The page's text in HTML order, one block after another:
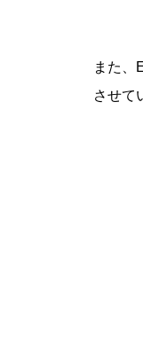
また、
させて